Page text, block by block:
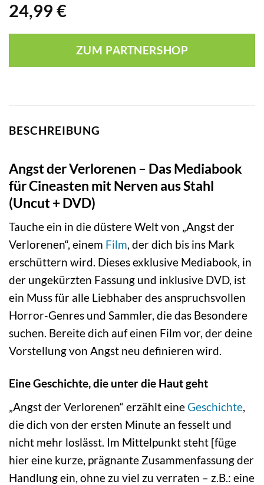
24,99 €
ZUM PARTNERSHOP
BESCHREIBUNG
Angst der Verlorenen – Das Mediabook
für Cineasten mit Nerven aus Stahl
(Uncut + DVD)
Tauche ein in die düstere Welt von „Angst der
Verlorenen“, einem Film, der dich bis ins Mark
erschüttern wird. Dieses exklusive Mediabook, in
der ungekürzten Fassung und inklusive DVD, ist
ein Muss für alle Liebhaber des anspruchsvollen
Horror-Genres und Sammler, die das Besondere
suchen. Bereite dich auf einen Film vor, der deine
Vorstellung von Angst neu definieren wird.
Eine Geschichte, die unter die Haut geht
„Angst der Verlorenen“ erzählt eineGeschichte,
die dich von der ersten Minute an fesselt und
nicht mehr loslässt. Im Mittelpunkt steht [füge
hier eine kurze, prägnante Zusammenfassung der
Handlung ein, ohne zu viel zu verraten – z.B.: eine